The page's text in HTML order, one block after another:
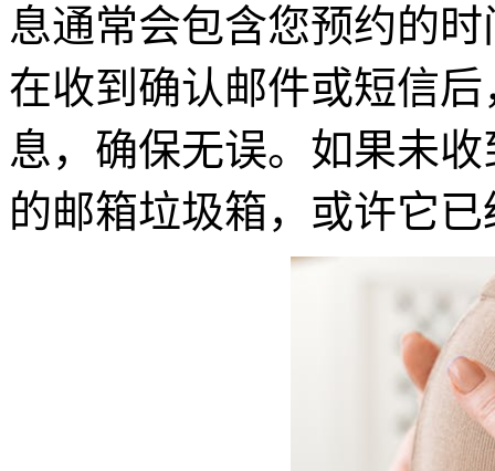
息通常会包含您预约的
在收到确认邮件或短信
息，确保无误。如果未
的邮箱垃圾箱，或许它